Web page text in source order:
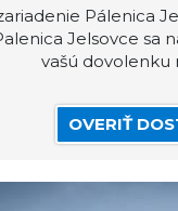
Pálenica
Jelsovce
vašú dovolenku
OVERIŤ